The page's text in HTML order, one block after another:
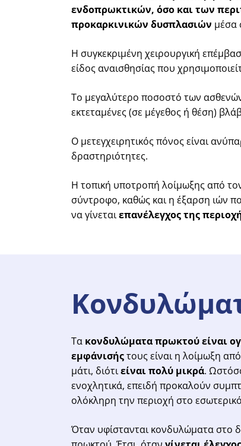
ενδοπρωκτικών, όσο και των
προκαρκινικών δυσπλασιών μέσα
Η συγκεκριμένη χειρουργική
είδος αναισθησίας που
Το μεγαλύτερο ποσοστό των
εκτεταμένες (σε μέγεθος ή θέση)
Ο μετεγχειρητικός πόνος είναι
δραστηριότητες.
Η τοπική υποτροπή λοίμωξης από
σύντροφο, καθώς και η έξαρση ιών
να γίνεταιεπανέλεγχος της
Τα κονδυλώματα πρωκτούείναι
εμφάνισήςτους είναι η λοίμωξη από
μάτι, διότιείναι πολύ μικρά.
ενοχλητικά, επειδή προκαλούν
ολόκληρη την περιοχή στο
Όταν υφίστανται κονδυλώματα στο